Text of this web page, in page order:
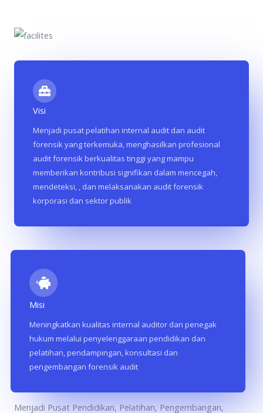
Visi
Menjadi pusat pelatihan internal audit dan audit
forensik yang terkemuka, menghasilkan profesional
audit forensik berkualitas tinggi yang mampu
memberikan kontribusi signifikan dalam mencegah,
mendeteksi, , dan melaksanakan audit forensik
korporasi dan sektor publik
Misi
Meningkatkan kualitas internal auditor dan penegak
hukum melalui penyelenggaraan pendidikan dan
pelatihan, pendampingan, konsultasi dan
pengembangan forensik audit
Menjadi Pusat Pendidikan, Pelatihan, Pengembangan,